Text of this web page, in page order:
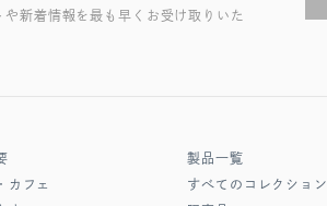
や新着情報を最も早くお受け取りいた
カフェ
製品一覧
すべてのコレクション